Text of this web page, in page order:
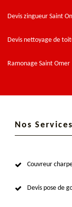
Devis zingueur Saint
Devis nettoyage de
Ramonage Saint Omer
Nos Services
Couvreur
Devis pose de